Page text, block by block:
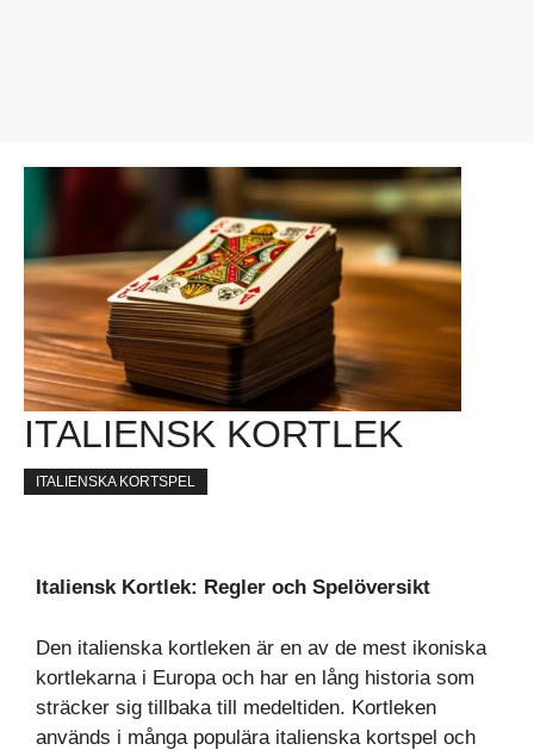
ITALIENSK KORTLEK
ITALIENSKA KORTSPEL
Italiensk Kortlek: Regler och Spelöversikt
Den italienska kortleken är en av de mest ikoniska
kortlekarna i Europa och har en lång historia som
sträcker sig tillbaka till medeltiden. Kortleken
används i många populära italienska kortspel och